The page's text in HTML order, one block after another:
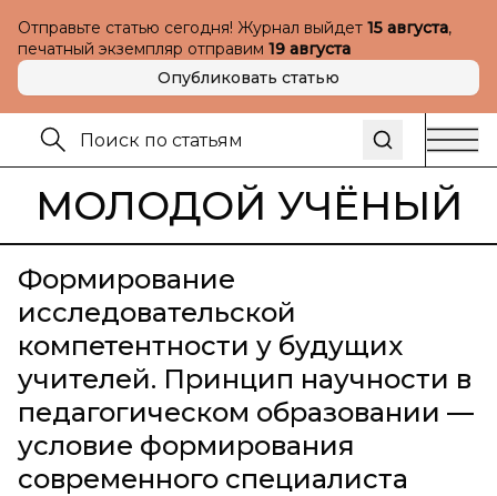
Отправьте статью сегодня! Журнал выйдет 15 августа,
печатный экземпляр отправим 19 августа
Опубликовать статью
МОЛОДОЙ УЧЁНЫЙ
Формирование
исследовательской
компетентности у будущих
учителей. Принцип научности в
педагогическом образовании —
условие формирования
современного специалиста